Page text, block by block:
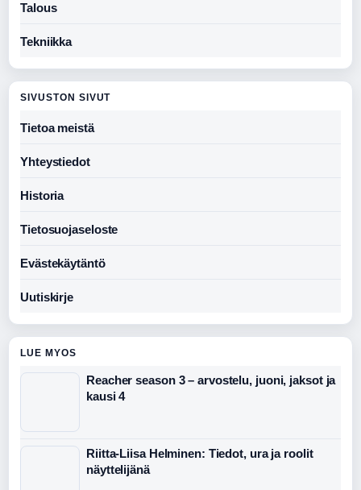
Talous
Tekniikka
SIVUSTON SIVUT
Tietoa meistä
Yhteystiedot
Historia
Tietosuojaseloste
Evästekäytäntö
Uutiskirje
LUE MYOS
Reacher season 3 – arvostelu, juoni, jaksot ja
kausi 4
Riitta-Liisa Helminen: Tiedot, ura ja roolit
näyttelijänä